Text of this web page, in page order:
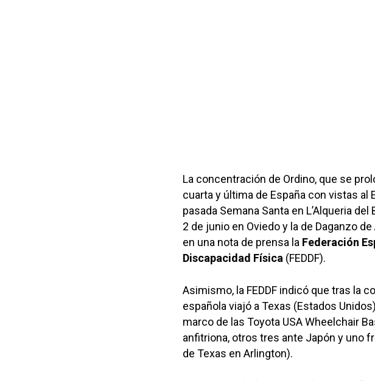
La concentración de Ordino, que se
cuarta y última de España con vistas al
pasada Semana Santa en L’Alqueria
2 de junio en Oviedo y la de Daganzo
en una nota de prensa la Federación
Discapacidad Física (FEDDF).
Asimismo, la FEDDF indicó que tras la
española viajó a Texas (Estados
marco de las Toyota USA Wheelchair
anfitriona, otros tres ante Japón y uno
de Texas en Arlington).